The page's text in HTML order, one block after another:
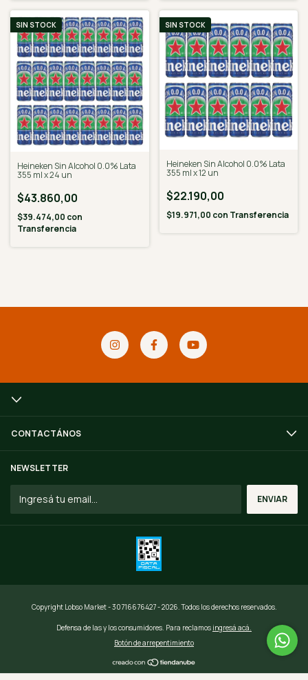
SIN STOCK
Heineken Sin Alcohol 0.0% Lata
355 ml x 24 un
$43.860,00
$39.474,00 con
Transferencia
SIN STOCK
Heineken Sin Alcohol 0.0% Lata
355 ml x 12 un
$22.190,00
$19.971,00 con Transferencia
CONTACTÁNOS
NEWSLETTER
Copyright Lobso Market - 30716676427 - 2026. Todos los derechos reservados.
Defensa de las y los consumidores. Para reclamos ingresá acá.
Botón de arrepentimiento